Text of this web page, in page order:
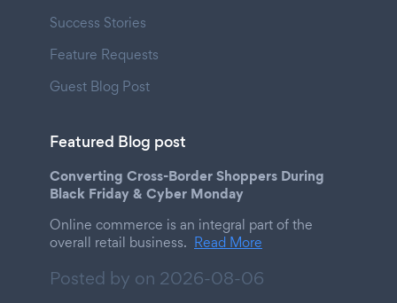
Success Stories
Feature Requests
Guest Blog Post
Featured Blog post
Converting Cross-Border Shoppers During
Black Friday & Cyber Monday
Online commerce is an integral part of the
overall retail business. Read More
Posted by on 2026-08-06